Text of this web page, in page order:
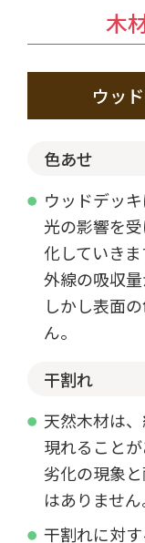
木
ウッ
色あせ
ウッドデッ
光の影響を
化していき
外線の吸収量
しかし表面
ん。
干割れ
天然木材は
現れること
劣化の現象
はありません
干割れに対